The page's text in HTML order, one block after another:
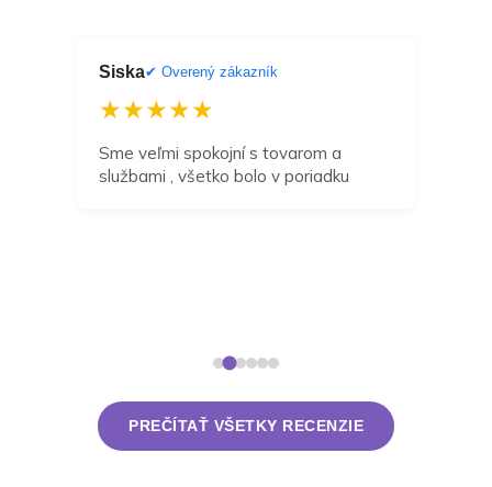
Siska✔ Overený zákazník
★★★★★
Sme veľmi spokojní s tovarom a
službami , všetko bolo v poriadku
PREČÍTAŤ VŠETKY RECENZIE